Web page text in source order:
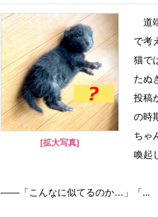
[拡大写真]
道
で考
猫で
たぬ
投稿
の時
ちゃ
喚起
――「こんなに似てるのか…」「...